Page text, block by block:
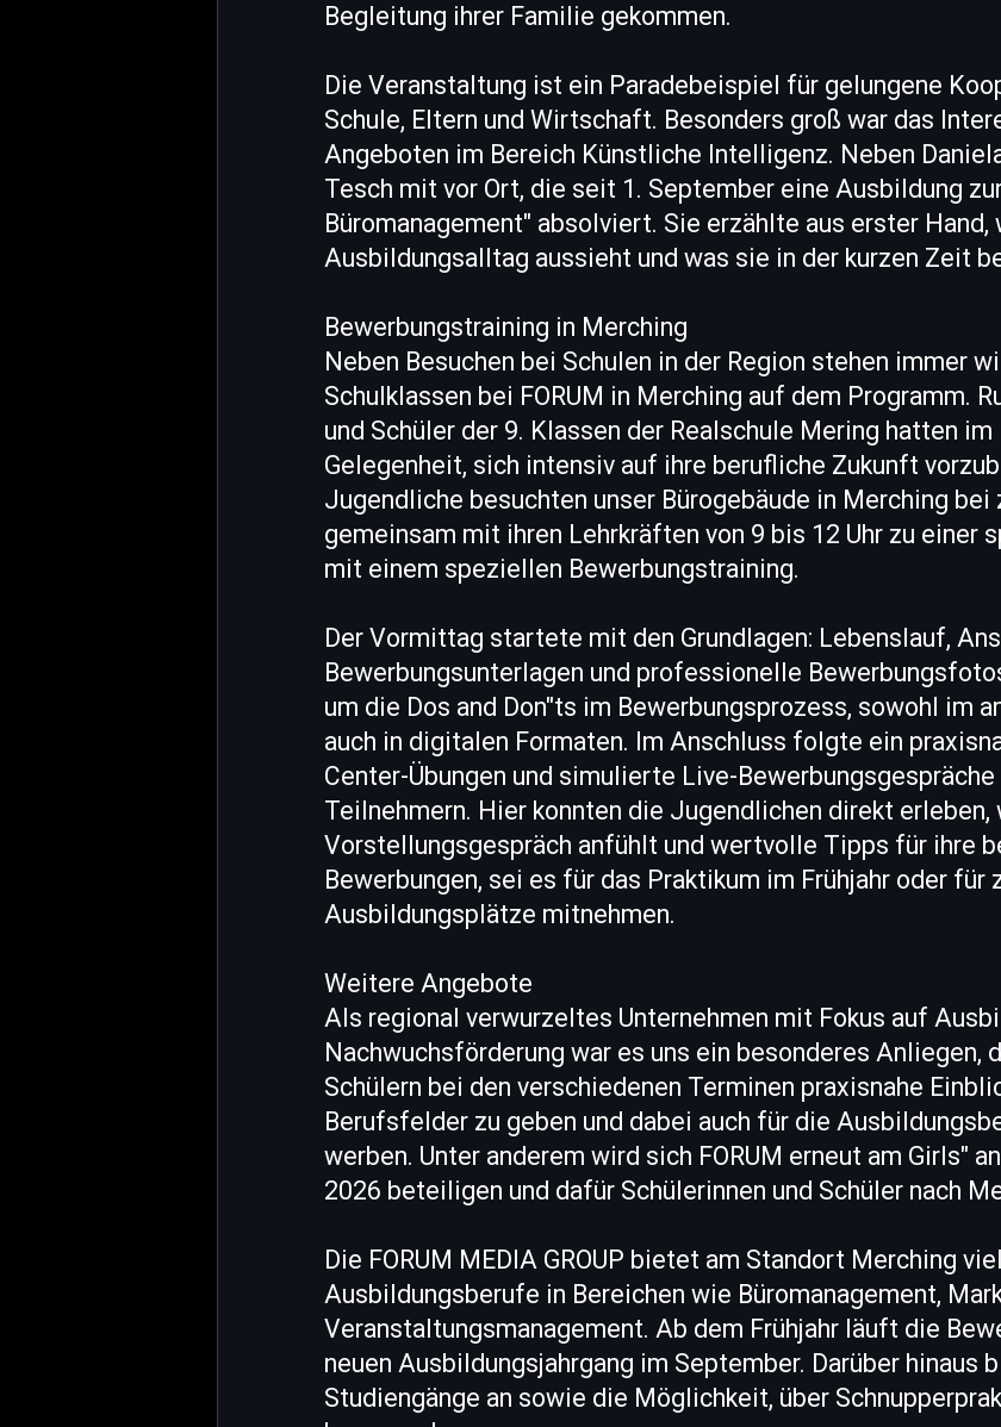
Begleitung ihrer Familie gekommen.
Die Veranstaltung ist ein Paradebeispiel für gelungene
Schule, Eltern und Wirtschaft. Besonders groß war das
Angeboten im Bereich Künstliche Intelligenz. Neben
Tesch mit vor Ort, die seit 1. September eine Ausbildung
Büromanagement" absolviert. Sie erzählte aus erster Hand,
Ausbildungsalltag aussieht und was sie in der kurzen Zeit
Bewerbungstraining in Merching
Neben Besuchen bei Schulen in der Region stehen immer
Schulklassen bei FORUM in Merching auf dem Programm.
und Schüler der 9. Klassen der Realschule Mering hatten
Gelegenheit, sich intensiv auf ihre berufliche Zukunft
Jugendliche besuchten unser Bürogebäude in Merching bei
gemeinsam mit ihren Lehrkräften von 9 bis 12 Uhr zu einer
mit einem speziellen Bewerbungstraining.
Der Vormittag startete mit den Grundlagen: Lebenslauf,
Bewerbungsunterlagen und professionelle
um die Dos and Don"ts im Bewerbungsprozess, sowohl im
auch in digitalen Formaten. Im Anschluss folgte ein
Center-Übungen und simulierte Live-
Teilnehmern. Hier konnten die Jugendlichen direkt erleben,
Vorstellungsgespräch anfühlt und wertvolle Tipps für ihre
Bewerbungen, sei es für das Praktikum im Frühjahr oder für
Ausbildungsplätze mitnehmen.
Weitere Angebote
Als regional verwurzeltes Unternehmen mit Fokus auf
Nachwuchsförderung war es uns ein besonderes Anliegen,
Schülern bei den verschiedenen Terminen praxisnahe
Berufsfelder zu geben und dabei auch für die
werben. Unter anderem wird sich FORUM erneut am Girls"
2026 beteiligen und dafür Schülerinnen und Schüler nach
Die FORUM MEDIA GROUP bietet am Standort Merching
Ausbildungsberufe in Bereichen wie Büromanagement,
Veranstaltungsmanagement. Ab dem Frühjahr läuft die
neuen Ausbildungsjahrgang im September. Darüber hinaus
Studiengänge an sowie die Möglichkeit, über